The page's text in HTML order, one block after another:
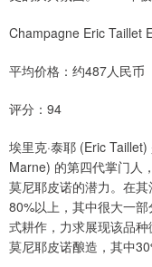
Champagne Eric Taillet
平均价格：约487人民币
评分：94
埃里克·泰耶 (Eric
Marne) 的第四代掌门人
莫尼耶皮诺的潜力。在
80%以上，其中很大一
式耕作，力求展现该品
莫尼耶皮诺酿造，其中